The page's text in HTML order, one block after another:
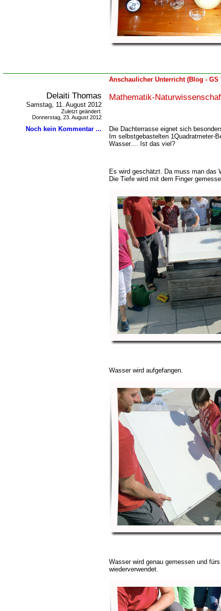
Anschaulicher Unterricht (Blog - GS
Delaiti Thomas
Samstag, 11. August 2012
Zuletzt geändert:
Donnerstag, 23. August 2012
Noch kein Kommentar ...
Mathematik-
Die Dachterrasse eignet sich
Im selbstgebastelten 1Quadratmeter-
Wasser.... Ist das viel?
Es wird geschätzt. Da muss man das
Die Tiefe wird mit dem Finger
Wasser wird aufgefangen.
Wasser wird genau gemessen und
wiederverwendet.